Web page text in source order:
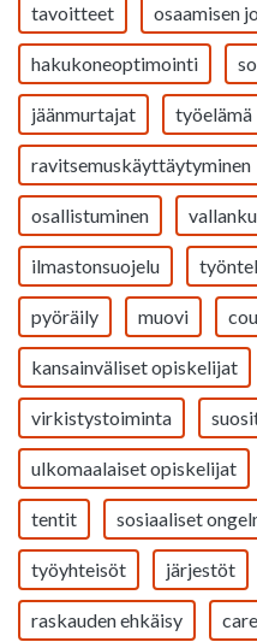
tavoitteet osaamisen
hakukoneoptimointi
jäänmurtajat työelämä
ravitsemuskäyttäytyminen
osallistuminen
ilmastonsuojelu
pyöräily muovi
kansainväliset opiskelijat
virkistystoiminta
ulkomaalaiset opiskelijat
tentit sosiaaliset
työyhteisöt järjestöt
raskauden ehkäisy